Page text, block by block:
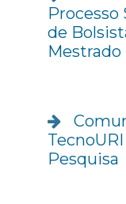
Processo
de
Mestrado
Pesquisa